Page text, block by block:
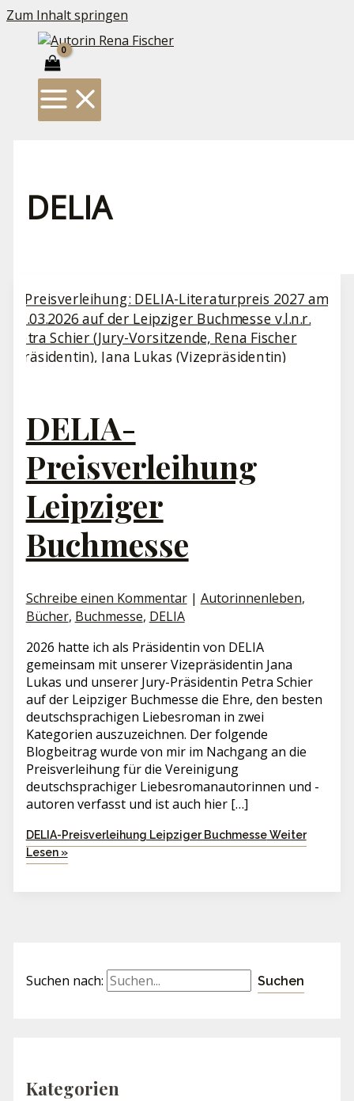
Zum Inhalt springen
DELIA
DELIA-
Preisverleihung
Leipziger
Buchmesse
Schreibe einen Kommentar | Autorinnenleben,
Bücher, Buchmesse, DELIA
2026 hatte ich als Präsidentin von DELIA
gemeinsam mit unserer Vizepräsidentin Jana
Lukas und unserer Jury-Präsidentin Petra Schier
auf der Leipziger Buchmesse die Ehre, den besten
deutschsprachigen Liebesroman in zwei
Kategorien auszuzeichnen. Der folgende
Blogbeitrag wurde von mir im Nachgang an die
Preisverleihung für die Vereinigung
deutschsprachiger Liebesromanautorinnen und -
autoren verfasst und ist auch hier […]
DELIA-Preisverleihung Leipziger BuchmesseWeiter
Lesen »
Suchen nach:
Kategorien